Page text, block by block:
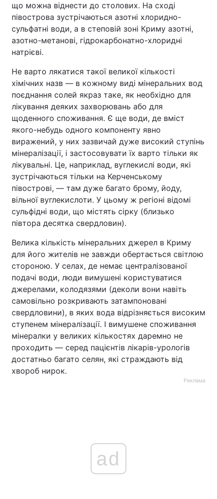
що можна віднести до столових. На сході
півострова зустрічаються азотні хлоридно-
сульфатні води, а в степовій зоні Криму азотні,
азотно-метанові, гідрокарбонатно-хлоридні
натрієві.
Не варто лякатися такої великої кількості
хімічних назв — в кожному виді мінеральних вод
поєднання солей якраз таке, як необхідно для
лікування деяких захворювань або для
щоденного споживання. Є ще води, де вміст
якого-небудь одного компоненту явно
виражений, у них зазвичай дуже високий ступінь
мінералізації, і застосовувати їх варто тільки як
лікувальні. Це, наприклад, вуглекислі води, які
зустрічаються тільки на Керченському
півострові, — там дуже багато брому, йоду,
вільної вуглекислоти. У цьому ж регіоні відомі
сульфідні води, що містять сірку (близько
півтора десятка свердловин).
Велика кількість мінеральних джерел в Криму
для його жителів не завжди обертається світлою
стороною. У селах, де немає централізованої
подачі води, люди вимушені користуватися
джерелами, колодязями (деколи вони навіть
самовільно розкривають затампоновані
свердловини), в яких вода відрізняється високим
ступенем мінералізації. І вимушене споживання
мінералки у великих кількостях даремно не
проходить — серед пацієнтів лікарів-урологів
достатньо багато селян, які страждають від
хвороб нирок.
Реклама
ad